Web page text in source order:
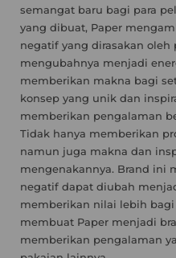
semangat baru bagi para
yang dibuat, Paper
negatif yang dirasakan oleh
mengubahnya menjadi
memberikan makna bagi
konsep yang unik dan
memberikan pengalaman
Tidak hanya memberikan
namun juga makna dan
mengenakannya. Brand ini
negatif dapat diubah
memberikan nilai lebih
membuat Paper menjadi
memberikan pengalaman